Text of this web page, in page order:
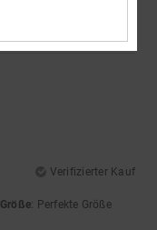
Verifizierter Kauf
Größe: Perfekte Größe